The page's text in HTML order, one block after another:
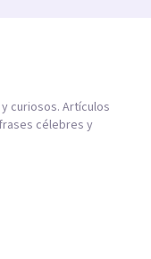
curiosos. Artículos
célebres y